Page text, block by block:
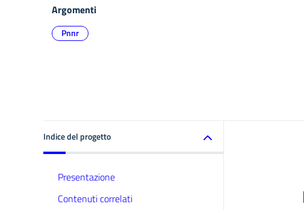
Argomenti
Pnnr
Indice del progetto
Presentazione
Contenuti correlati